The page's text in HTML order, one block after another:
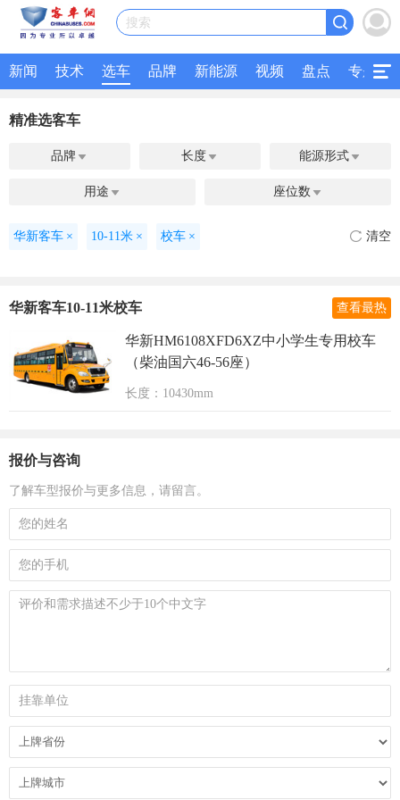
搜索
新闻 技术 选车 品牌 新能源 视频 盘点 专题
精准选客车
品牌  长度  能源形式 
用途  座位数 
华新客车 × 10-11米 × 校车 × 清空
华新客车10-11米校车 查看最热
华新HM6108XFD6XZ中小学生专用校车
（柴油国六46-56座）
长度：10430mm
报价与咨询
了解车型报价与更多信息，请留言。